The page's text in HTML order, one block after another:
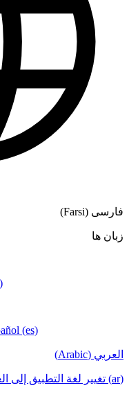
فارسی (Farsi)
زبان ها
(es)
العربي (Arabic)
(ar) تغيير لغة التطبيق إلى العربية